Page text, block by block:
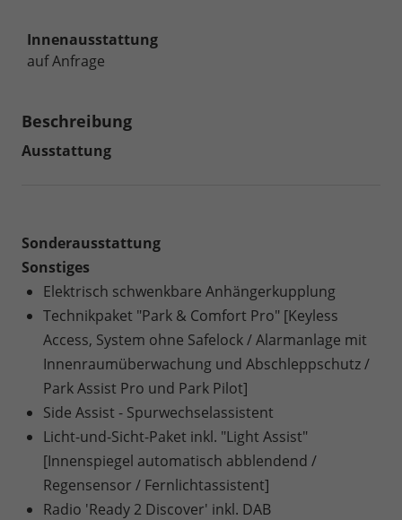
Innenausstattung
auf Anfrage
Beschreibung
Ausstattung
Sonderausstattung
Sonstiges
Elektrisch schwenkbare Anhängerkupplung
Technikpaket "Park & Comfort Pro" [Keyless
Access, System ohne Safelock / Alarmanlage mit
Innenraumüberwachung und Abschleppschutz /
Park Assist Pro und Park Pilot]
Side Assist - Spurwechselassistent
Licht-und-Sicht-Paket inkl. "Light Assist"
[Innenspiegel automatisch abblendend /
Regensensor / Fernlichtassistent]
Radio 'Ready 2 Discover' inkl. DAB